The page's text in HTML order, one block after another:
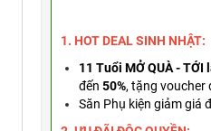
1. HOT DEAL SINH NHẬT:
11 Tuổi MỞ QUÀ - TỚI
đến 50%, tặng voucher
Săn Phụ kiện giảm giá